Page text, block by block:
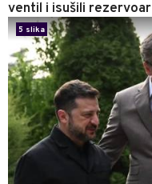
ventil i isušili rezervoar
5 slika